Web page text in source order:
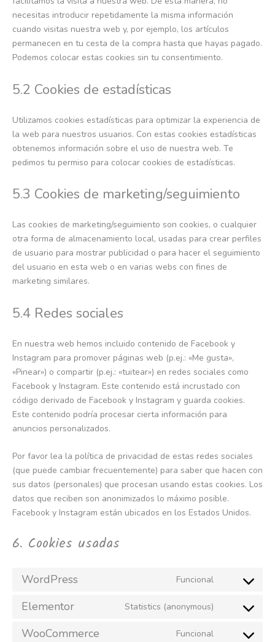
necesitas introducir repetidamente la misma información
cuando visitas nuestra web y, por ejemplo, los artículos
permanecen en tu cesta de la compra hasta que hayas pagado.
Podemos colocar estas cookies sin tu consentimiento.
5.2 Cookies de estadísticas
Utilizamos cookies estadísticas para optimizar la experiencia de
la web para nuestros usuarios. Con estas cookies estadísticas
obtenemos información sobre el uso de nuestra web. Te
pedimos tu permiso para colocar cookies de estadísticas.
5.3 Cookies de marketing/seguimiento
Las cookies de marketing/seguimiento son cookies, o cualquier
otra forma de almacenamiento local, usadas para crear perfiles
de usuario para mostrar publicidad o para hacer el seguimiento
del usuario en esta web o en varias webs con fines de
marketing similares.
5.4 Redes sociales
En nuestra web hemos incluido contenido de Facebook y
Instagram para promover páginas web (p.ej.: «Me gusta»,
«Pinear») o compartir (p.ej.: «tuitear») en redes sociales como
Facebook y Instagram. Este contenido está incrustado con
código derivado de Facebook y Instagram y guarda cookies.
Este contenido podría procesar cierta información para
anuncios personalizados.
Por favor lea la política de privacidad de estas redes sociales
(que puede cambiar frecuentemente) para saber que hacen con
sus datos (personales) que procesan usando estas cookies. Los
datos que reciben son anonimizados lo máximo posible.
Facebook y Instagram están ubicados en los Estados Unidos.
6. Cookies usadas
WordPress Funcional
Elementor Statistics (anonymous)
WooCommerce Funcional